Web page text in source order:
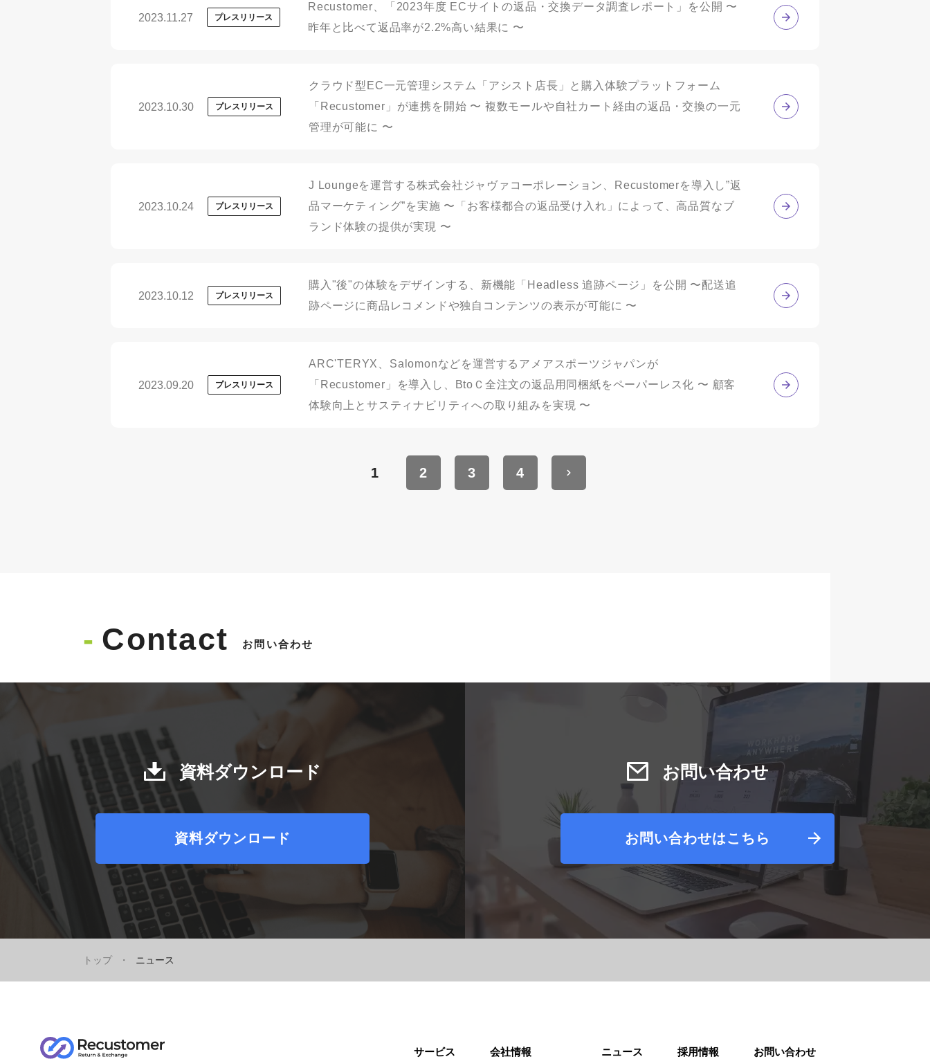
2023.11.27 プレスリリース
Recustomer、「2023年度 ECサイトの返品・交換データ調査レポート」を公開 〜
昨年と比べて返品率が2.2%高い結果に 〜
2023.10.30 プレスリリース
クラウド型EC一元管理システム「アシスト店長」と購入体験プラットフォーム
「Recustomer」が連携を開始 〜 複数モールや自社カート経由の返品・交換の一元
管理が可能に 〜
2023.10.24 プレスリリース
J Loungeを運営する株式会社ジャヴァコーポレーション、Recustomerを導入し”返
品マーケティング”を実施 〜「お客様都合の返品受け入れ」によって、高品質なブ
ランド体験の提供が実現 〜
2023.10.12 プレスリリース
購入"後"の体験をデザインする、新機能「Headless 追跡ページ」を公開 〜配送追
跡ページに商品レコメンドや独自コンテンツの表示が可能に 〜
2023.09.20 プレスリリース
ARC'TERYX、Salomonなどを運営するアメアスポーツジャパンが
「Recustomer」を導入し、BtoＣ全注文の返品用同梱紙をペーパーレス化 〜 顧客
体験向上とサスティナビリティへの取り組みを実現 〜
1 2 3 4
Contact お問い合わせ
資料ダウンロード
弊社のサービスに関する資料をご用意しています。
ご希望の方はこちらからダウンロードしてください。
資料ダウンロード
お問い合わせ
サービスに関するお問い合わせはこちらからお願い致しま
す。
お問い合わせはこちら
トップ ニュース
サービス 会社情報 ニュース 採用情報 お問い合わせ